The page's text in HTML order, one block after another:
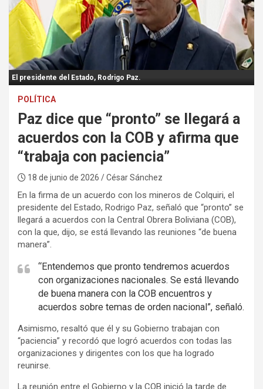
n
t
El presidente del Estado, Rodrigo Paz.
POLÍTICA
Paz dice que “pronto” se llegará a
acuerdos con la COB y afirma que
“trabaja con paciencia”
18 de junio de 2026 / César Sánchez
En la firma de un acuerdo con los mineros de Colquiri, el
presidente del Estado, Rodrigo Paz, señaló que “pronto” se
llegará a acuerdos con la Central Obrera Boliviana (COB),
con la que, dijo, se está llevando las reuniones “de buena
manera”.
“Entendemos que pronto tendremos acuerdos
con organizaciones nacionales. Se está llevando
de buena manera con la COB encuentros y
acuerdos sobre temas de orden nacional”, señaló.
Asimismo, resaltó que él y su Gobierno trabajan con
“paciencia” y recordó que logró acuerdos con todas las
organizaciones y dirigentes con los que ha logrado
reunirse.
La reunión entre el Gobierno y la COB inició la tarde de